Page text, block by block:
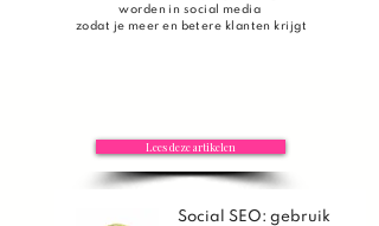
worden in social media
zodat je meer en betere klanten krijgt
Lees deze artikelen
Social SEO: gebruik